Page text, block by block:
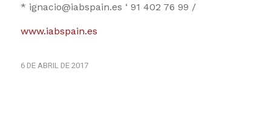
* ignacio@iabspain.es ‘ 91 402 76 99 /
www.iabspain.es
6 DE ABRIL DE 2017